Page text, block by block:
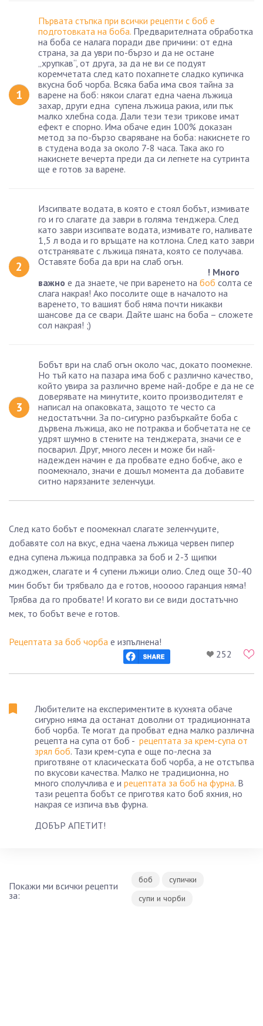
Първата стъпка при всички рецепти с боб е
подготовката на боба. Предварителната обработка
на боба се налага поради две причини: от една
страна, за да уври по-бързо и да не остане
„хрупкав“, от друга, за да не ви се подуят
коремчетата след като похапнете сладко купичка
вкусна боб чорба. Всяка баба има своя тайна за
варене на боб: някои слагат една чаена лъжица
захар, други една супена лъжица ракиа, или пък
малко хлебна сода. Дали тези тези трикове имат
ефект е спорно. Има обаче един 100% доказан
метод за по-бързо сваряване на боба: накиснете го
в студена вода за около 7-8 часа. Така ако го
накиснете вечерта преди да си легнете на сутринта
ще е готов за варене.
Изсипвате водата, в която е стоял бобът, измивате
го и го слагате да заври в голяма тенджера. След
като заври изсипвате водата, измивате го, наливате
1,5 л вода и го връщате на котлона. След като заври
отстранявате с лъжица пяната, която се получава.
Оставяте боба да ври на слаб огън.
! Много
важно е да знаете, че при варенето на боб солта се
слага накрая! Ако посолите още в началото на
варенето, то вашият боб няма почти никакви
шансове да се свари. Дайте шанс на боба – сложете
сол накрая! ;)
Бобът ври на слаб огън около час, докато поомекне.
Но тъй като на пазара има боб с различно качество,
който увира за различно време най-добре е да не се
доверявате на минутите, които производителят е
написал на опаковката, защото те често са
недостатъчни. За по-сигурно разбъркайте боба с
дървена лъжица, ако не потраква и бобчетата не се
удрят шумно в стените на тенджерата, значи се е
посварил. Друг, много лесен и може би най-
надежден начин е да пробвате едно бобче, ако е
поомекнало, значи е дошъл момента да добавите
ситно нарязаните зеленчуци.
След като бобът е поомекнал слагате зеленчуците,
добавяте сол на вкус, една чаена лъжица червен пипер
една супена лъжица подправка за боб и 2-3 щипки
джоджен, слагате и 4 супени лъжици олио. След още 30-40
мин бобът би трябвало да е готов, нооооо гаранция няма!
Трябва да го пробвате! И когато ви се види достатъчно
мек, то бобът вече е готов.
Рецептата за боб чорба е изпълнена!
252
Любителите на експериментите в кухнята обаче
сигурно няма да останат доволни от традиционната
боб чорба. Те могат да пробват една малко различна
рецепта на супа от боб - рецептата за крем-супа от
зрял боб. Тази крем-супа е още по-лесна за
приготвяне от класическата боб чорба, а не отстъпва
по вкусови качества. Малко не традиционна, но
много сполучлива е и рецептата за боб на фурна. В
тази рецепта бобът се приготвя като боб яхния, но
накрая се изпича във фурна.
ДОБЪР АПЕТИТ!
Покажи ми всички рецепти
за:
боб
супички
супи и чорби